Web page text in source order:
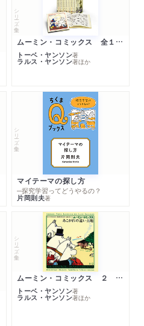
シリーズ・全集
ムーミン・コミックス 全１４巻セット
トーベ・ヤンソン著
ラルス・ヤンソン著ほか
シリーズ・全集
マイテーマの探し方
─探究学習ってどうやるの？
片岡則夫著
シリーズ・全集
ムーミン・コミックス ２ あこがれの遠い土地
トーベ・ヤンソン著
ラルス・ヤンソン著ほか